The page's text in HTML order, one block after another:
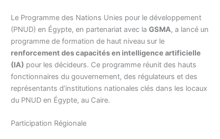
Le Programme des Nations Unies pour le développement
(PNUD) en Égypte, en partenariat avec laGSMA, a lancé un
programme de formation de haut niveau sur le
renforcement des capacités en intelligence artificielle
(IA) pour les décideurs. Ce programme réunit des hauts
fonctionnaires du gouvernement, des régulateurs et des
représentants d’institutions nationales clés dans les locaux
du PNUD en Égypte, au Caire.
Participation Régionale